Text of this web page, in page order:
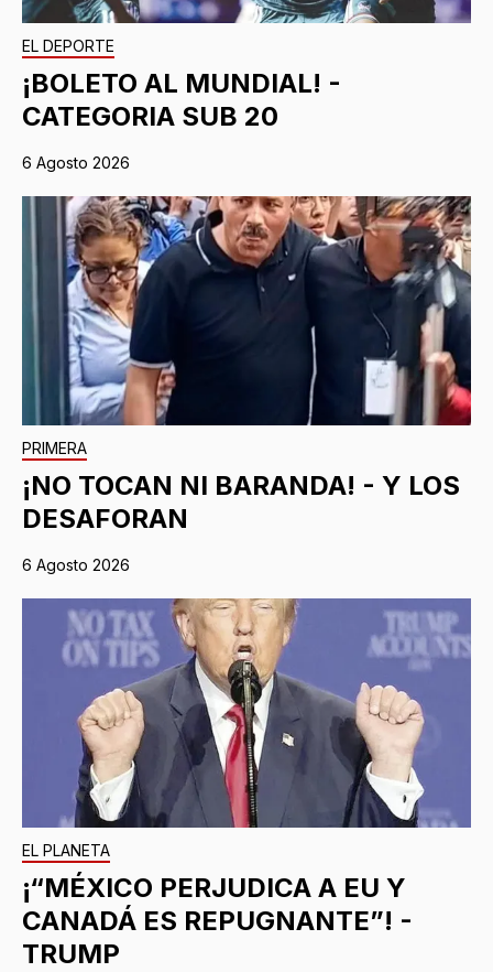
EL DEPORTE
¡BOLETO AL MUNDIAL! -
CATEGORIA SUB 20
6 Agosto 2026
PRIMERA
¡NO TOCAN NI BARANDA! - Y LOS
DESAFORAN
6 Agosto 2026
EL PLANETA
¡“MÉXICO PERJUDICA A EU Y
CANADÁ ES REPUGNANTE”! -
TRUMP